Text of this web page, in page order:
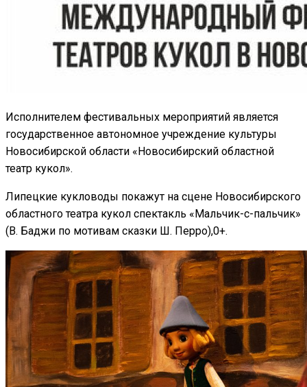
Исполнителем фестивальных мероприятий является
государственное автономное учреждение культуры
Новосибирской области «Новосибирский областной
театр кукол».
Липецкие кукловоды покажут на сцене Новосибирского
областного театра кукол спектакль «Мальчик-с-пальчик»
(В. Баджи по мотивам сказки Ш. Перро),0+.